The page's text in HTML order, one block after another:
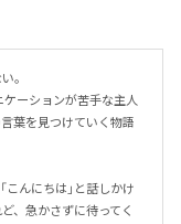
。
ケーションが苦手な主人
葉を見つけていく物語
んにちは」と話しかけ
、急かさずに待ってく